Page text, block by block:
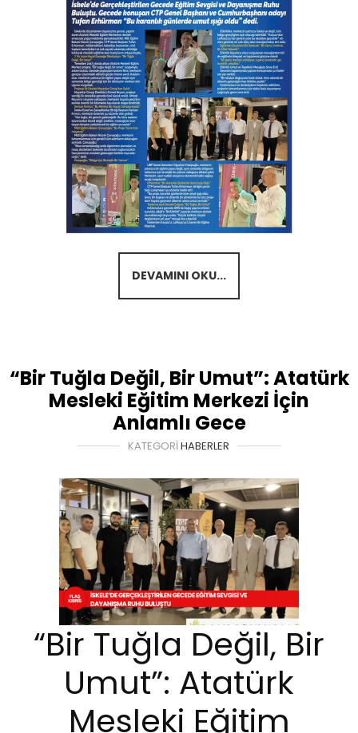
DEVAMINI OKU...
“Bir Tuğla Değil, Bir Umut”: Atatürk
Mesleki Eğitim Merkezi İçin
Anlamlı Gece
KATEGORI HABERLER
“Bir Tuğla Değil, Bir
Umut”: Atatürk
Mesleki Eğitim